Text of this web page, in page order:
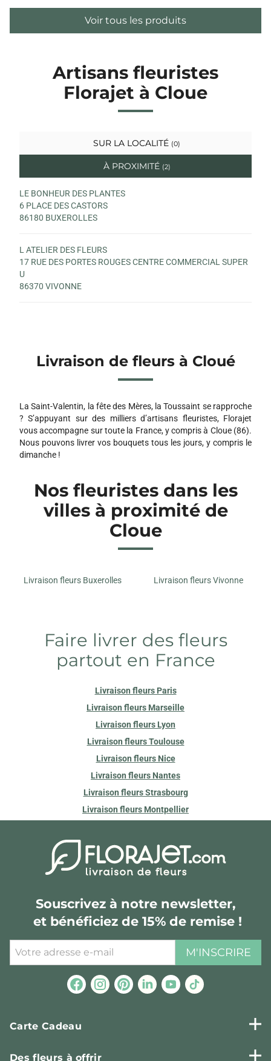
Voir tous les produits
Artisans fleuristes
Florajet à Cloue
SUR LA LOCALITÉ (0)
À PROXIMITÉ (2)
LE BONHEUR DES PLANTES
6 PLACE DES CASTORS
86180 BUXEROLLES
L ATELIER DES FLEURS
17 RUE DES PORTES ROUGES CENTRE COMMERCIAL SUPER
U
86370 VIVONNE
Livraison de fleurs à Cloué
La Saint-Valentin, la fête des Mères, la Toussaint se rapproche
? S’appuyant sur des milliers d’artisans fleuristes, Florajet
vous accompagne sur toute la France, y compris à Cloue (86).
Nous pouvons livrer vos bouquets tous les jours, y compris le
dimanche !
Nos fleuristes dans les
villes à proximité de
Cloue
Livraison fleurs Buxerolles Livraison fleurs Vivonne
Faire livrer des fleurs
partout en France
Livraison fleurs Paris
Livraison fleurs Marseille
Livraison fleurs Lyon
Livraison fleurs Toulouse
Livraison fleurs Nice
Livraison fleurs Nantes
Livraison fleurs Strasbourg
Livraison fleurs Montpellier
Souscrivez à notre newsletter,
et bénéficiez de 15% de remise !
M'INSCRIRE
Carte Cadeau
Des fleurs à offrir